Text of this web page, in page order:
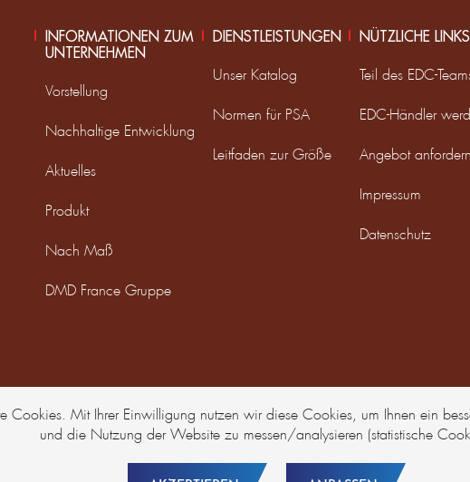
Cookies. Mit Ihrer Einwilligung nutzen wir diese Cookies, um Ihnen ein
und die Nutzung der Website zu messen/analysieren (statistische
INFORMATIONEN ZUM
UNTERNEHMEN
Vorstellung
Nachhaltige Entwicklung
Aktuelles
Produkt
Nach Maß
DMD France Gruppe
DIENSTLEISTUNGEN
Unser Katalog
Normen für PSA
Leitfaden zur Größe
NÜTZLICHE LINKS
Teil des EDC-
EDC-Händler
Angebot anfordern
Impressum
Datenschutz